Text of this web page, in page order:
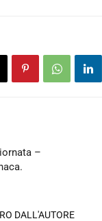
–
DALL'AUTORE